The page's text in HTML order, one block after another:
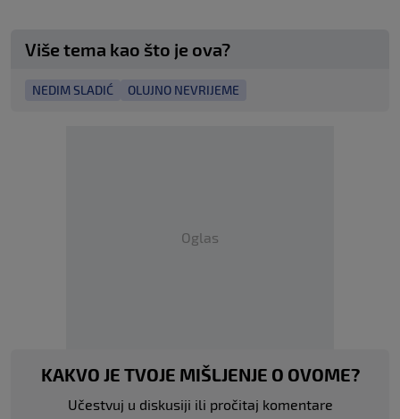
Više tema kao što je ova?
NEDIM SLADIĆ OLUJNO NEVRIJEME
Oglas
KAKVO JE TVOJE MIŠLJENJE O OVOME?
Učestvuj u diskusiji ili pročitaj komentare